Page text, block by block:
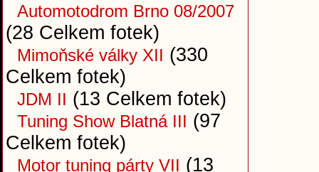
Automotodrom Brno 08/2007
(28 Celkem fotek)
Mimoňské války XII (330
Celkem fotek)
JDM II (13 Celkem fotek)
Tuning Show Blatná III (97
Celkem fotek)
Motor tuning párty VII (13